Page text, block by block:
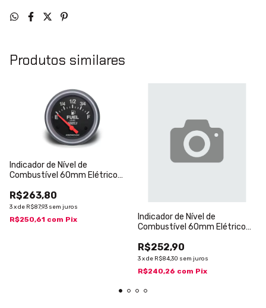
Produtos similares
Indicador de Nível de
Combustível 60mm Elétrico
R$263,80
3xde R$87,93 sem juros
R$250,61 com Pix
Indicador de Nível de
Combustível 60mm Elétrico
R$252,90
3xde R$84,30 sem juros
R$240,26 com Pix